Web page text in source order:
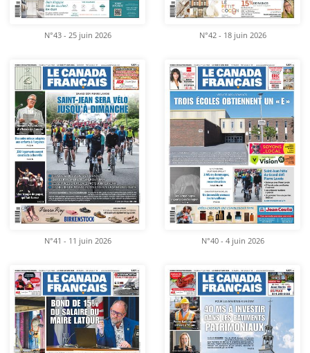
N°43 - 25 juin 2026 N°42 - 18 juin 2026
N°41 - 11 juin 2026 N°40 - 4 juin 2026